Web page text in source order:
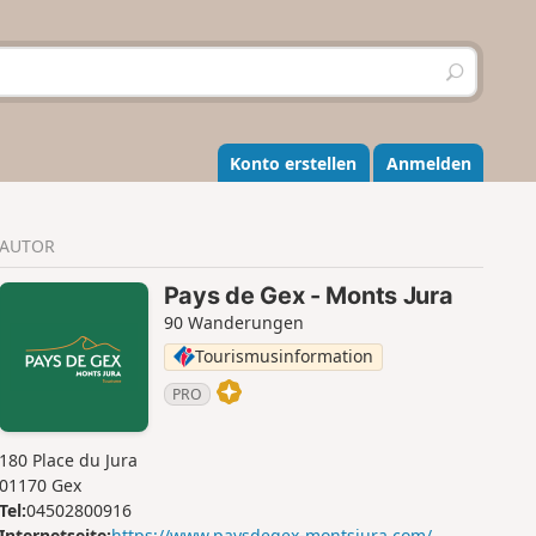
S
u
h
e
n
Konto erstellen Anmelden
AUTOR
Pays de Gex - Monts Jura
90 Wanderungen
Tourismusinformation
PRO
180 Place du Jura
01170 Gex
Tel:04502800916